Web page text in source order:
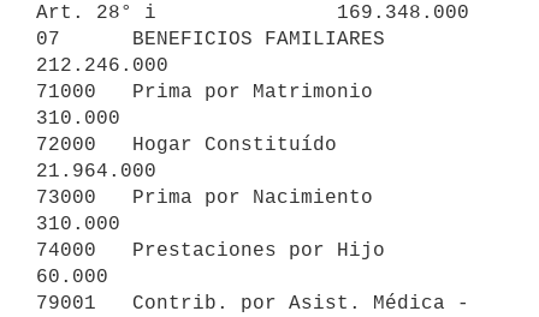
Art. 28° i               169.348.000
07      BENEFICIOS FAMILIARES
212.246.000
71000   Prima por Matrimonio
310.000
72000   Hogar Constituído
21.964.000
73000   Prima por Nacimiento
310.000
74000   Prestaciones por Hijo
60.000
79001   Contrib. por Asist. Médica -